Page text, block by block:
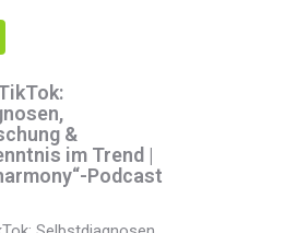
&
im Trend |
Podcast